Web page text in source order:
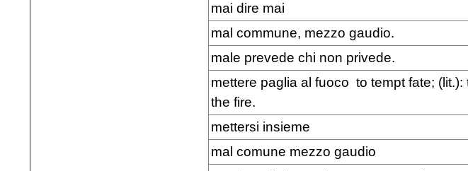
mai dire mai
mal commune, mezzo gaudio.
male prevede chi non privede.
mettere paglia al fuoco to tempt fate; (lit.):
the fire.
mettersi insieme
mal comune mezzo gaudio